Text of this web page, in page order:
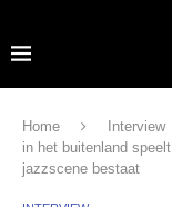
Home Interview
in het buitenland
jazzscene bestaat